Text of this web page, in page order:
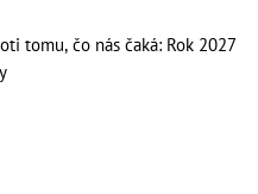
tomu, čo nás čaká: Rok 2027